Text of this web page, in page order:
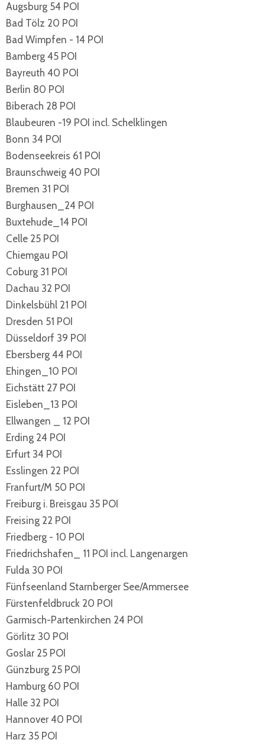
Augsburg 54 POI
Bad Tölz 20 POI
Bad Wimpfen - 14 POI
Bamberg 45 POI
Bayreuth 40 POI
Berlin 80 POI
Biberach 28 POI
Blaubeuren -19 POI incl. Schelklingen
Bonn 34 POI
Bodenseekreis 61 POI
Braunschweig 40 POI
Bremen 31 POI
Burghausen_24 POI
Buxtehude_14 POI
Celle 25 POI
Chiemgau POI
Coburg 31 POI
Dachau 32 POI
Dinkelsbühl 21 POI
Dresden 51 POI
Düsseldorf 39 POI
Ebersberg 44 POI
Ehingen_10 POI
Eichstätt 27 POI
Eisleben_13 POI
Ellwangen _ 12 POI
Erding 24 POI
Erfurt 34 POI
Esslingen 22 POI
Franfurt/M 50 POI
Freiburg i. Breisgau 35 POI
Freising 22 POI
Friedberg - 10 POI
Friedrichshafen_ 11 POI incl. Langenargen
Fulda 30 POI
Fünfseenland Starnberger See/Ammersee
Fürstenfeldbruck 20 POI
Garmisch-Partenkirchen 24 POI
Görlitz 30 POI
Goslar 25 POI
Günzburg 25 POI
Hamburg 60 POI
Halle 32 POI
Hannover 40 POI
Harz 35 POI